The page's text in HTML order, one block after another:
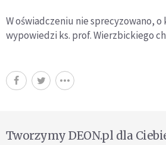
W oświadczeniu nie sprecyzowano,
wypowiedzi ks. prof. Wierzbickiego
Tworzymy DEON.pl dla